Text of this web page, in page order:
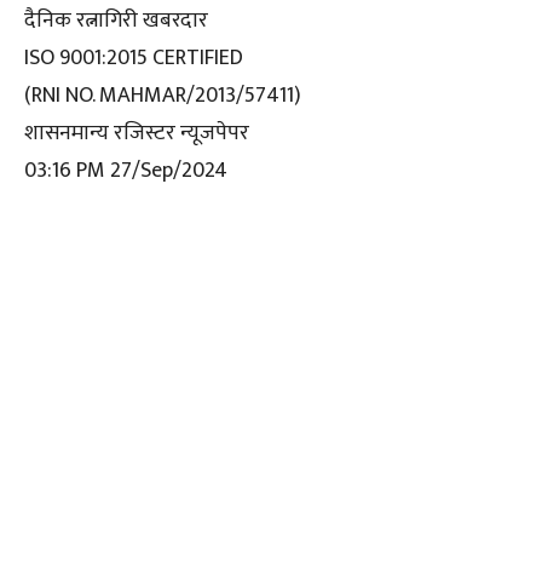
दैनिक रत्नागिरी खबरदार
ISO 9001:2015 CERTIFIED
(RNI NO. MAHMAR/2013/57411)
शासनमान्य रजिस्टर न्यूजपेपर
03:16 PM 27/Sep/2024